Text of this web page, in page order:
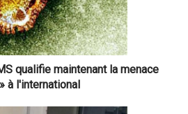
qualifie maintenant la menace
à l'international